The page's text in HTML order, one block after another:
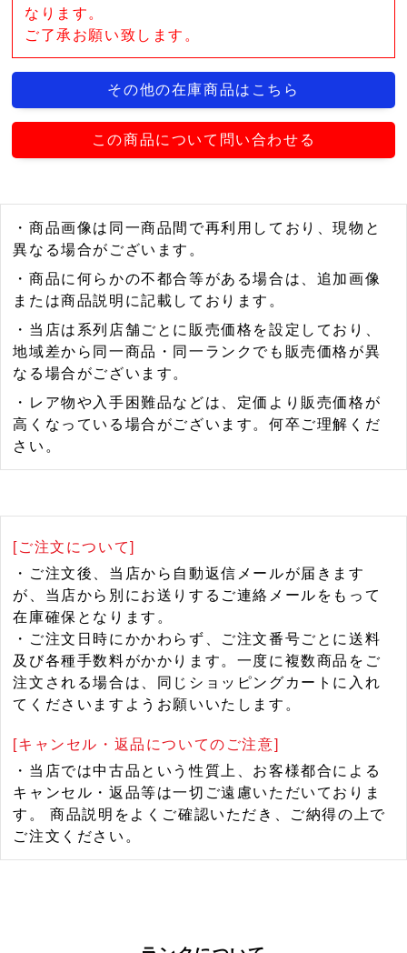
なります。
ご了承お願い致します。
その他の在庫商品はこちら
この商品について問い合わせる
・商品画像は同一商品間で再利用しており、現物と
異なる場合がございます。
・商品に何らかの不都合等がある場合は、追加画像
または商品説明に記載しております。
・当店は系列店舗ごとに販売価格を設定しており、
地域差から同一商品・同一ランクでも販売価格が異
なる場合がございます。
・レア物や入手困難品などは、定価より販売価格が
高くなっている場合がございます。何卒ご理解くだ
さい。
[ご注文について]
・ご注文後、当店から自動返信メールが届きます
が、当店から別にお送りするご連絡メールをもって
在庫確保となります。
・ご注文日時にかかわらず、ご注文番号ごとに送料
及び各種手数料がかかります。一度に複数商品をご
注文される場合は、同じショッピングカートに入れ
てくださいますようお願いいたします。
[キャンセル・返品についてのご注意]
・当店では中古品という性質上、お客様都合による
キャンセル・返品等は一切ご遠慮いただいておりま
す。 商品説明をよくご確認いただき、ご納得の上で
ご注文ください。